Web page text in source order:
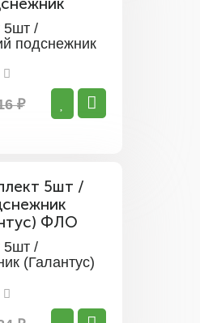
5шт /
подснежник
₽
5шт /
(Галантус)